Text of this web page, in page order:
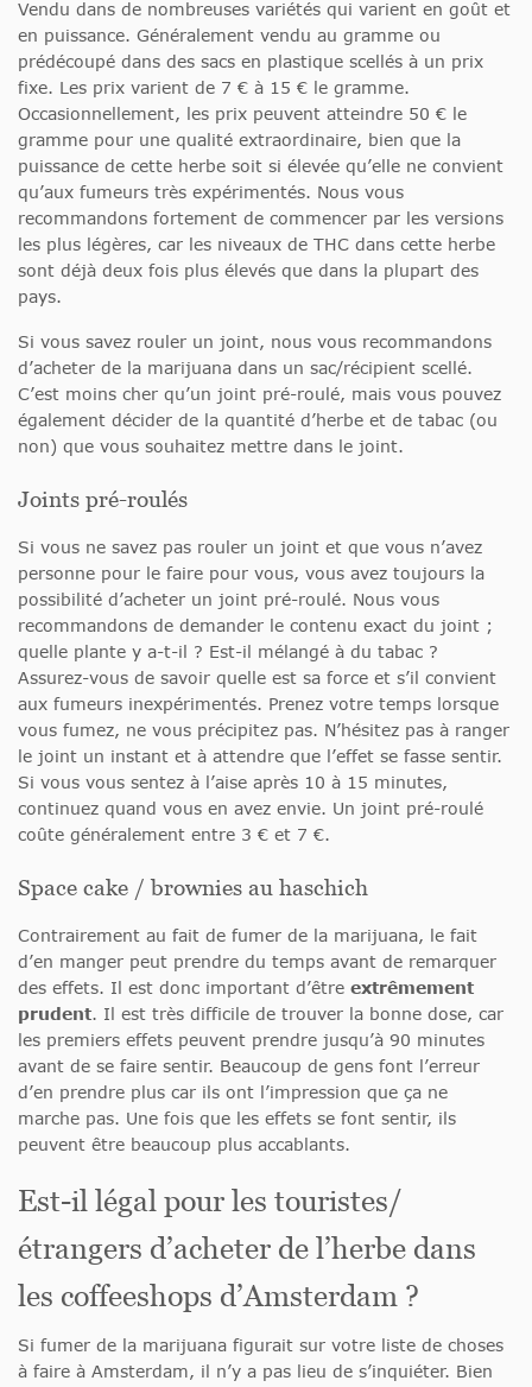
Vendu dans de nombreuses variétés qui varient en goût et
en puissance. Généralement vendu au gramme ou
prédécoupé dans des sacs en plastique scellés à un prix
fixe. Les prix varient de 7 € à 15 € le gramme.
Occasionnellement, les prix peuvent atteindre 50 € le
gramme pour une qualité extraordinaire, bien que la
puissance de cette herbe soit si élevée qu’elle ne convient
qu’aux fumeurs très expérimentés. Nous vous
recommandons fortement de commencer par les versions
les plus légères, car les niveaux de THC dans cette herbe
sont déjà deux fois plus élevés que dans la plupart des
pays.
Si vous savez rouler un joint, nous vous recommandons
d’acheter de la marijuana dans un sac/récipient scellé.
C’est moins cher qu’un joint pré-roulé, mais vous pouvez
également décider de la quantité d’herbe et de tabac (ou
non) que vous souhaitez mettre dans le joint.
Joints pré-roulés
Si vous ne savez pas rouler un joint et que vous n’avez
personne pour le faire pour vous, vous avez toujours la
possibilité d’acheter un joint pré-roulé. Nous vous
recommandons de demander le contenu exact du joint ;
quelle plante y a-t-il ? Est-il mélangé à du tabac ?
Assurez-vous de savoir quelle est sa force et s’il convient
aux fumeurs inexpérimentés. Prenez votre temps lorsque
vous fumez, ne vous précipitez pas. N’hésitez pas à ranger
le joint un instant et à attendre que l’effet se fasse sentir.
Si vous vous sentez à l’aise après 10 à 15 minutes,
continuez quand vous en avez envie. Un joint pré-roulé
coûte généralement entre 3 € et 7 €.
Space cake / brownies au haschich
Contrairement au fait de fumer de la marijuana, le fait
d’en manger peut prendre du temps avant de remarquer
des effets. Il est donc important d’être extrêmement
prudent. Il est très difficile de trouver la bonne dose, car
les premiers effets peuvent prendre jusqu’à 90 minutes
avant de se faire sentir. Beaucoup de gens font l’erreur
d’en prendre plus car ils ont l’impression que ça ne
marche pas. Une fois que les effets se font sentir, ils
peuvent être beaucoup plus accablants.
Est-il légal pour les touristes/
étrangers d’acheter de l’herbe dans
les coffeeshops d’Amsterdam ?
Si fumer de la marijuana figurait sur votre liste de choses
à faire à Amsterdam, il n’y a pas lieu de s’inquiéter. Bien